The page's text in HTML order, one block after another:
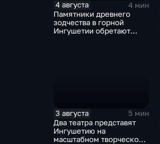
4 августа
4 мин
Памятники древнего
зодчества в горной
Ингушетии обретают
3 августа
5 мин
Два театра представят
Ингушетию на
масштабном творческом